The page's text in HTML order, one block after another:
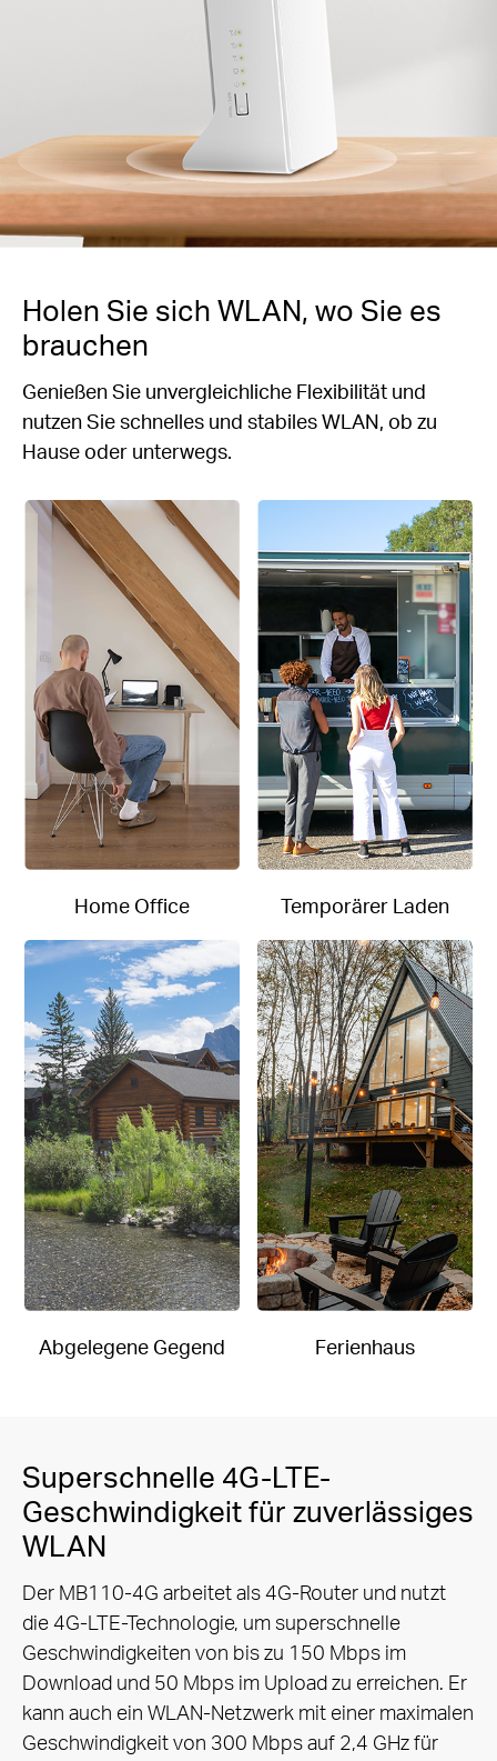
Holen Sie sich WLAN, wo Sie es
brauchen
Genießen Sie unvergleichliche Flexibilität und
nutzen Sie schnelles und stabiles WLAN, ob zu
Hause oder unterwegs.
Home Office Temporärer Laden
Abgelegene Gegend Ferienhaus
Superschnelle 4G-LTE-
Geschwindigkeit für zuverlässiges
WLAN
Der MB110-4G arbeitet als 4G-Router und nutzt
die 4G-LTE-Technologie, um superschnelle
Geschwindigkeiten von bis zu 150 Mbps im
Download und 50 Mbps im Upload zu erreichen. Er
kann auch ein WLAN-Netzwerk mit einer maximalen
Geschwindigkeit von 300 Mbps auf 2,4 GHz für